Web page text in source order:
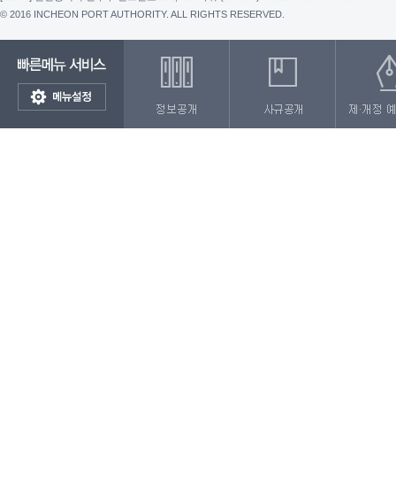
© 2016 INCHEON PORT AUTHORITY. ALL RIGHTS RESERVED.